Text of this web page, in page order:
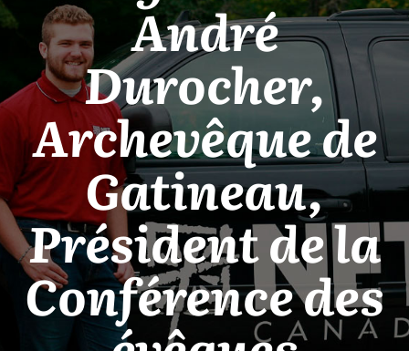
André
Durocher,
Archevêque de
Gatineau,
Président de la
Conférence des